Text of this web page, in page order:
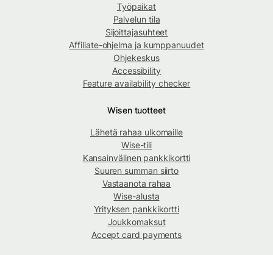
Työpaikat
Palvelun tila
Sijoittajasuhteet
Affiliate-ohjelma ja kumppanuudet
Ohjekeskus
Accessibility
Feature availability checker
Wisen tuotteet
Lähetä rahaa ulkomaille
Wise-tili
Kansainvälinen pankkikortti
Suuren summan siirto
Vastaanota rahaa
Wise-alusta
Yrityksen pankkikortti
Joukkomaksut
Accept card payments